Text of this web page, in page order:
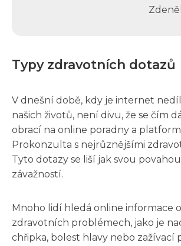
Typy zdravotních dotazů
V dnešní době, kdy je internet
našich životů, není divu, že se čím
obrací na online poradny a
Prokonzulta s nejrůznějšími
Tyto dotazy se liší jak svou
závažností.
Mnoho lidí hledá online informace
zdravotních problémech, jako je
chřipka, bolest hlavy nebo zažívací